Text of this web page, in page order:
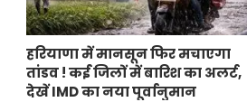
हरियाणा में मानसून फिर मचाएगा
तांडव ! कई जिलों में बारिश का अलर्ट,
देखें IMD का नया पूर्वानुमान